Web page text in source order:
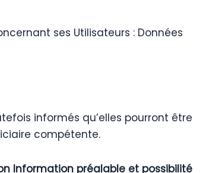
ses Utilisateurs : Données
informés qu’elles pourront être
compétente.
Information préalable et possibilité